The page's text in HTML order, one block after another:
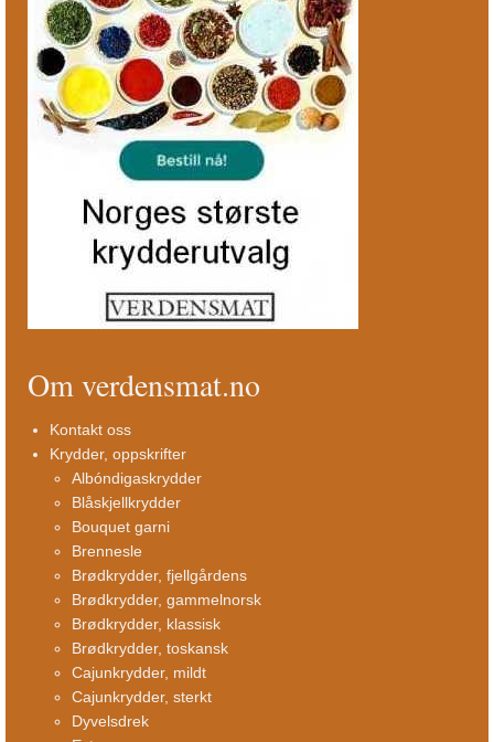
Om verdensmat.no
Kontakt oss
Krydder, oppskrifter
Albóndigaskrydder
Blåskjellkrydder
Bouquet garni
Brennesle
Brødkrydder, fjellgårdens
Brødkrydder, gammelnorsk
Brødkrydder, klassisk
Brødkrydder, toskansk
Cajunkrydder, mildt
Cajunkrydder, sterkt
Dyvelsdrek